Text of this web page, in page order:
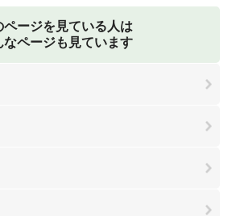
ページを見ている人は
なページも見ています